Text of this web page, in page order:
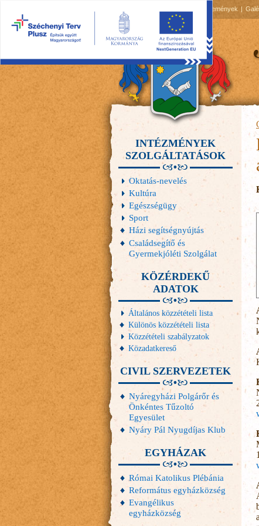
Események
INTÉZMÉNYEK
SZOLGÁLTATÁSOK
Oktatás-nevelés
Kultúra
Egészségügy
Sport
Házi segítségnyújtás
Családsegítő és
Gyermekjóléti Szolgálat
KÖZÉRDEKŰ
ADATOK
Általános közzétételi lista
Különös közzétételi lista
Közzétételi szabályzatok
Közadatkereső
CIVIL SZERVEZETEK
Nyáregyházi Polgárőr és
Önkéntes Tűzoltó
Egyesület
Nyáry Pál Nyugdíjas Klub
EGYHÁZAK
Római Katolikus Plébánia
Református egyházközség
Evangélikus
egyházközség